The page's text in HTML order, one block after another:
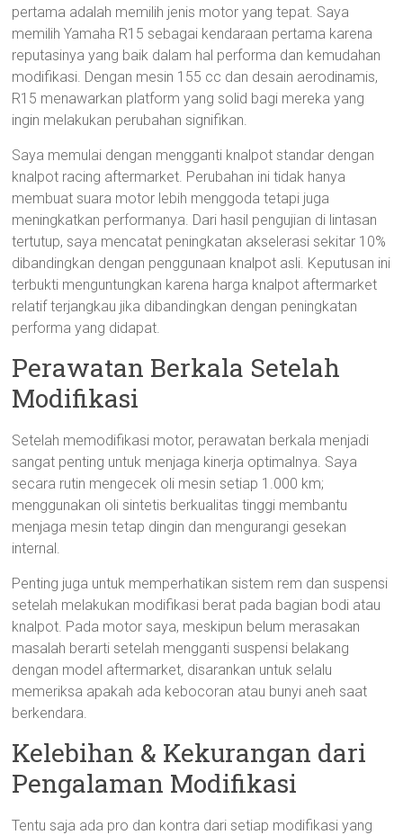
pertama adalah memilih jenis motor yang tepat. Saya
memilih Yamaha R15 sebagai kendaraan pertama karena
reputasinya yang baik dalam hal performa dan kemudahan
modifikasi. Dengan mesin 155 cc dan desain aerodinamis,
R15 menawarkan platform yang solid bagi mereka yang
ingin melakukan perubahan signifikan.
Saya memulai dengan mengganti knalpot standar dengan
knalpot racing aftermarket. Perubahan ini tidak hanya
membuat suara motor lebih menggoda tetapi juga
meningkatkan performanya. Dari hasil pengujian di lintasan
tertutup, saya mencatat peningkatan akselerasi sekitar 10%
dibandingkan dengan penggunaan knalpot asli. Keputusan ini
terbukti menguntungkan karena harga knalpot aftermarket
relatif terjangkau jika dibandingkan dengan peningkatan
performa yang didapat.
Perawatan Berkala Setelah
Modifikasi
Setelah memodifikasi motor, perawatan berkala menjadi
sangat penting untuk menjaga kinerja optimalnya. Saya
secara rutin mengecek oli mesin setiap 1.000 km;
menggunakan oli sintetis berkualitas tinggi membantu
menjaga mesin tetap dingin dan mengurangi gesekan
internal.
Penting juga untuk memperhatikan sistem rem dan suspensi
setelah melakukan modifikasi berat pada bagian bodi atau
knalpot. Pada motor saya, meskipun belum merasakan
masalah berarti setelah mengganti suspensi belakang
dengan model aftermarket, disarankan untuk selalu
memeriksa apakah ada kebocoran atau bunyi aneh saat
berkendara.
Kelebihan & Kekurangan dari
Pengalaman Modifikasi
Tentu saja ada pro dan kontra dari setiap modifikasi yang